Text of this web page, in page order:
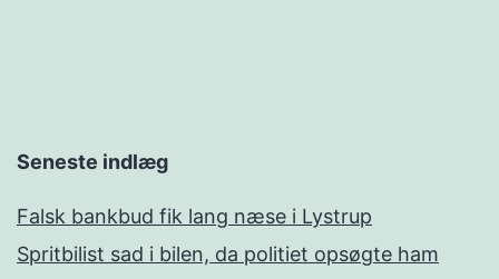
Seneste indlæg
Falsk bankbud fik lang næse i Lystrup
Spritbilist sad i bilen, da politiet opsøgte ham